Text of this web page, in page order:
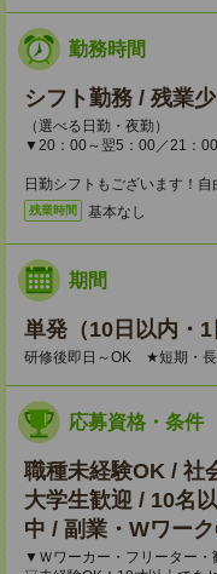
勤務時間
シフト勤務 / 残業少
（選べる日勤・夜勤）
▼20：00～翌5：00／21：
日勤シフトもございます！自
残業時間 基本なし
期間
単発（10日以内・1
研修後即日～OK ★短期・長
応募資格・条件
職種未経験OK / 社
大学生歓迎 / 10名
中 / 副業・Wワー
▼Ｗワーカー・フリーター・